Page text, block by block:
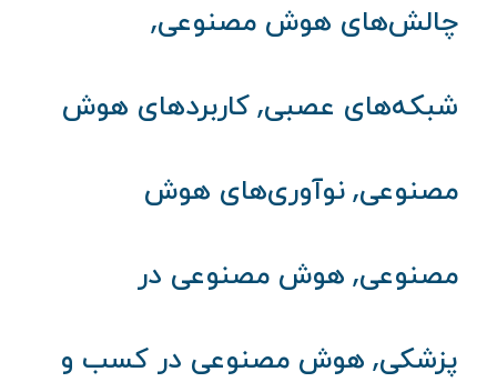
چالش‌های هوش مصنوعی,
شبکه‌های عصبی, کاربردهای هوش
مصنوعی, نوآوری‌های هوش
مصنوعی, هوش مصنوعی در
پزشکی, هوش مصنوعی در کسب و